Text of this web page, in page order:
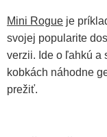
Mini Rogue je
svojej popularite
verzii. Ide o ľahkú a
kobkách náhodne
prežiť.